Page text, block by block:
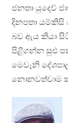
ජනතා යුදෙව්
දිනපතා යම්කිසි
බව ඇය කියා
පිළිගන්න සුළු
මෙවැනි
නොනවත්වාම